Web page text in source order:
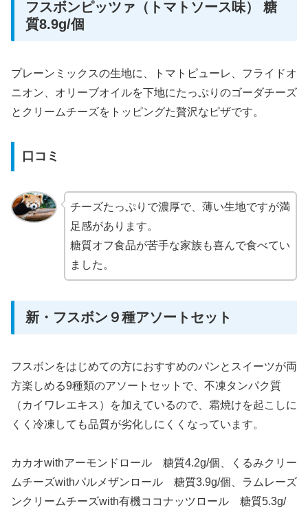
フスボンピッツァ（トマトソース味） 糖
質8.9g/個
プレーンミックスの生地に、トマトピューレ、フライドオ
ニオン、オリーブオイルを下地にたっぷりのゴーダチーズ
とクリームチーズをトッピングた贅沢なピザです。
口コミ
チーズたっぷりで濃厚で、薄い生地ですが満
足感があります。
糖質オフ食品が苦手な家族も喜んで食べてい
ました。
新・フスボン９種アソートセット
フスボンをはじめての方におすすめのパンとスイーツが両
方楽しめる9種類のアソートセットで、不凍タンパク質
（カイワレエキス）を加えているので、霜焼けを起こしに
くく冷凍しても品質が劣化しにくくなっています。
カカオwithアーモンドロール 糖質4.2g/個、くるみクリー
ムチーズwithパルメザンロール 糖質3.9g/個、ラムレーズ
ンクリームチーズwith有機ココナッツロール 糖質5.3g/